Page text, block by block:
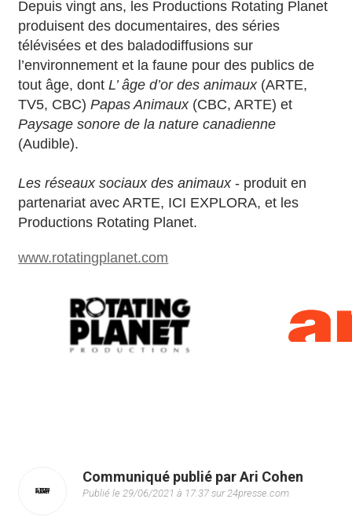
Depuis vingt ans, les Productions Rotating Planet
produisent des documentaires, des séries
télévisées et des baladodiffusions sur
l’environnement et la faune pour des publics de
tout âge, dontL’ âge d’or des animaux(ARTE,
TV5, CBC)Papas Animaux(CBC, ARTE) et
Paysage sonore de la nature canadienne
(Audible).
Les réseaux sociaux des animaux- produit en
partenariat avec ARTE, ICI EXPLORA, et les
Productions Rotating Planet.
www.rotatingplanet.com
Communiqué publié par Ari Cohen
Publié le 29/06/2021 à 17:37 sur 24presse.com